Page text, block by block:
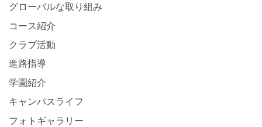
グローバルな取り組み
コース紹介
クラブ活動
進路指導
学園紹介
キャンパスライフ
フォトギャラリー